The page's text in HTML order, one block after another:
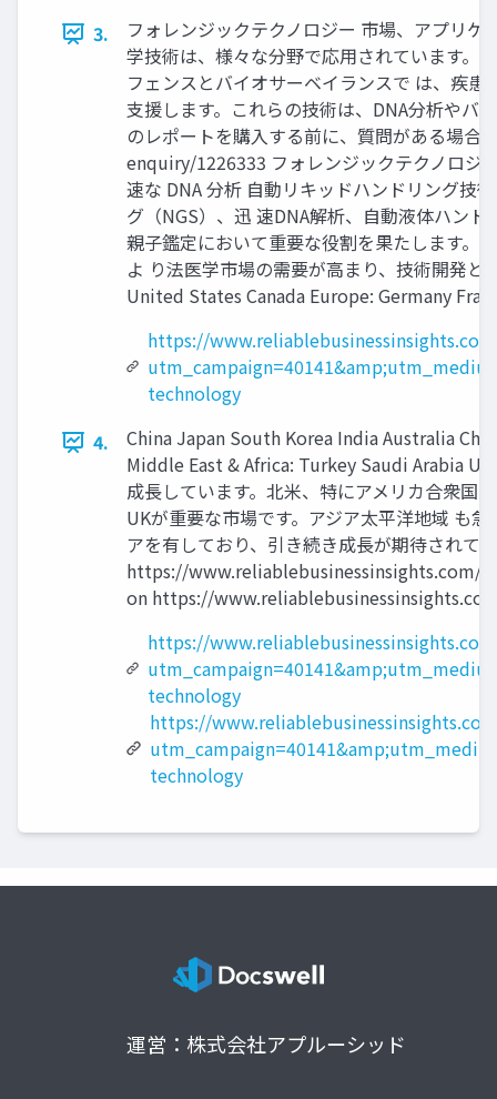
3.
フォレンジックテクノロジー 市場、アプリ
学技術は、様々な分野で応用されています。
フェンスとバイオサーベイランスで は、疾
支援します。これらの技術は、DNA分析やバ
のレポートを購入する前に、質問がある場
enquiry/1226333 フォレンジックテクノロジ
速な DNA 分析 自動リキッドハンドリング技
グ（NGS）、迅 速DNA解析、自動液体ハン
親子鑑定において重要な役割を果たします。
よ り法医学市場の需要が高まり、技術開発
United States Canada Europe: Germany
https://
technology
4.
China Japan South Korea India Australia
Middle East & Africa: Turkey Saudi Arabia
成長しています。北米、特にアメリカ合衆国
UKが重要な市場です。アジア太平洋地域 も
アを有しており、引き続き成長が期待されて
https://www.reliablebusinessinsights.com/
on https://
https://
technology
https://
technology
運営：株式会社アプルーシッド